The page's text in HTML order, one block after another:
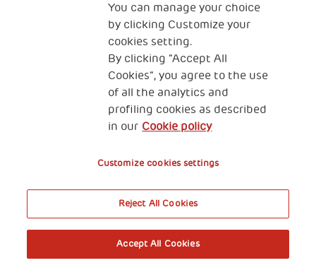
You can manage your choice
by clicking Customize your
cookies setting.
By clicking “Accept All
Cookies”, you agree to the use
of all the analytics and
profiling cookies as described
in our Cookie policy
Customize cookies settings
Reject All Cookies
Accept All Cookies